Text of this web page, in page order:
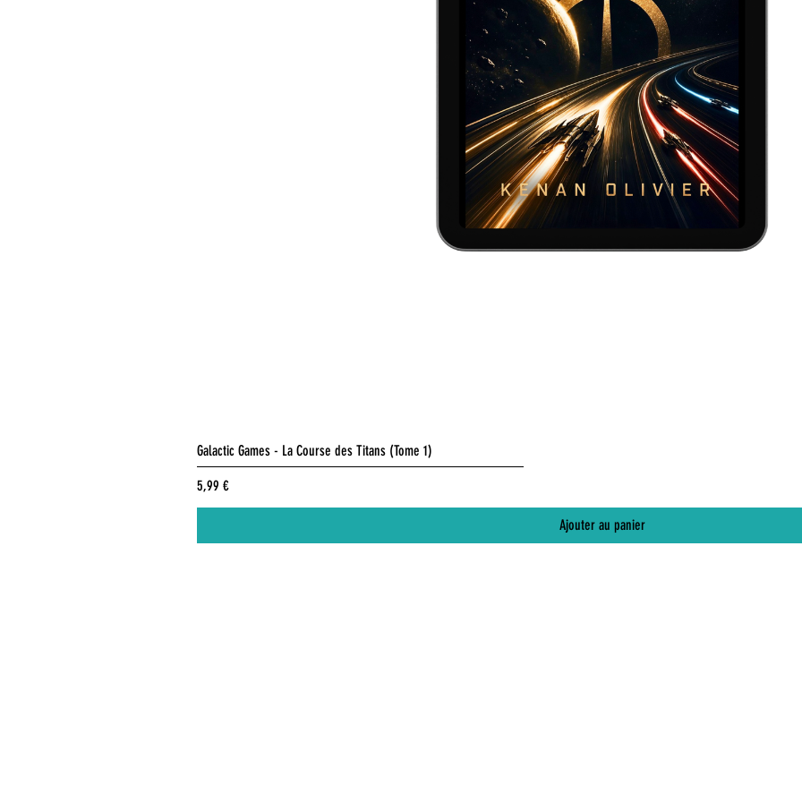
Galactic Games - La Course des Titans (Tome 1)
Prix
5,99 €
Ajouter au panier